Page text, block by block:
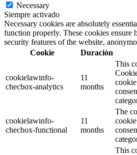
Necessary
Siempre activado
Necessary cookies are absolutely
function properly. These cookies ensure
security features of the website,
Cookie
Duración
cookielawinfo-
checbox-analytics
11
months
This
cookielawinfo-
checbox-functional
11
months
The
This